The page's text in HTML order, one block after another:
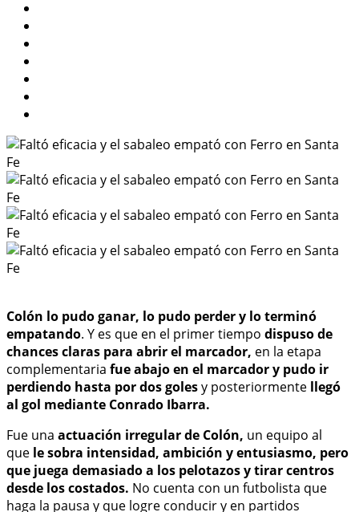
Colón lo pudo ganar, lo pudo perder y lo terminó
empatando. Y es que en el primer tiempo dispuso de
chances claras para abrir el marcador, en la etapa
complementaria fue abajo en el marcador y pudo ir
perdiendo hasta por dos golesy posteriormente llegó
al gol mediante Conrado Ibarra.
Fue una actuación irregular de Colón, un equipo al
que le sobra intensidad, ambición y entusiasmo, pero
que juega demasiado a los pelotazos y tirar centros
desde los costados. No cuenta con un futbolista que
haga la pausa y que logre conducir y en partidos